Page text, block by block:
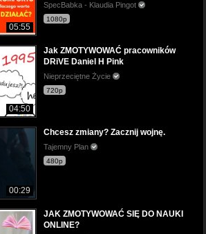
05:55
SpecBabka - Klaudia Pingot
1080p
04:50
Jak ZMOTYWOWAĆ pracowników
DRiVE Daniel H Pink
Nieprzeciętne Życie
720p
00:29
Chcesz zmiany? Zacznij wojnę.
Tajemny Plan
480p
JAK ZMOTYWOWAĆ SIĘ DO NAUKI
ONLINE?